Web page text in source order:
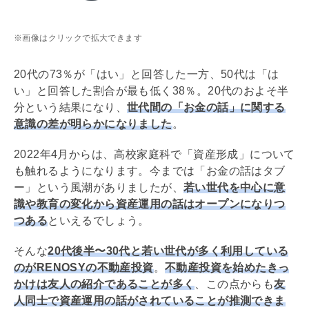
※画像はクリックで拡大できます
20代の73％が「はい」と回答した一方、50代は「は
い」と回答した割合が最も低く38％。20代のおよそ半
分という結果になり、 世代間の「お金の話」に関する
意識の差が明らかになりました。
2022年4月からは、高校家庭科で「資産形成」について
も触れるようになります。今までは「お金の話はタブ
ー」という風潮がありましたが、 若い世代を中心に意
識や教育の変化から資産運用の話はオープンになりつ
つあるといえるでしょう。
そんな20代後半〜30代と若い世代が多く利用している
のがRENOSYの不動産投資。不動産投資を始めたきっ
かけは友人の紹介であることが多く 、この点からも友
人同士で資産運用の話がされていることが推測できま